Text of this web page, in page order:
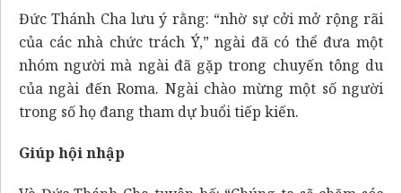
Đức Thánh Cha lưu ý rằng: “nhờ sự cởi mở rộng rãi
của các nhà chức trách Ý,” ngài đã có thể đưa một
nhóm người mà ngài đã gặp trong chuyến tông du
của ngài đến Roma. Ngài chào mừng một số người
trong số họ đang tham dự buổi tiếp kiến.
Giúp hội nhập